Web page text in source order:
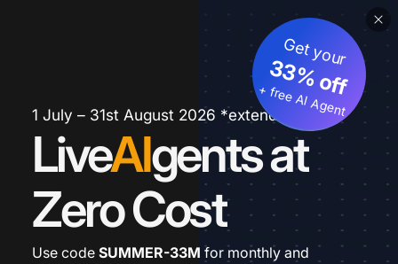
1 July – 31st August 2026 *extended
LiveAIgents at
Zero Cost
Get your
33% off
+ free AI Agent
Use code SUMMER-33M for monthly and